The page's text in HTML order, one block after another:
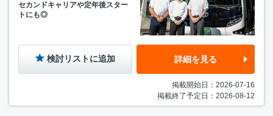
セカンドキャリアや定年後スター
トにも◎
検討リストに追加 詳細を見る
掲載開始日：2026-07-16
掲載終了予定日：2026-08-12